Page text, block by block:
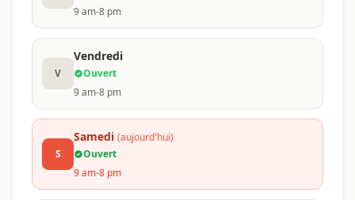
9 am-8 pm
V
Vendredi
Ouvert
9 am-8 pm
S
Samedi (aujourd'hui)
Ouvert
9 am-8 pm